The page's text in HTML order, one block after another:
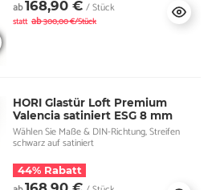
ab168,90 € / Stück
statt ab300,00 €/Stück
HORI Glastür Loft Premium
Valencia satiniert ESG 8 mm
Wählen Sie Maße & DIN-Richtung, Streifen
schwarz auf satiniert
44% Rabatt